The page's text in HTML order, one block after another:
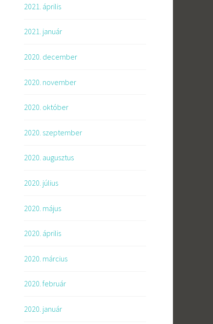
2021. április
2021. január
2020. december
2020. november
2020. október
2020. szeptember
2020. augusztus
2020. július
2020. május
2020. április
2020. március
2020. február
2020. január